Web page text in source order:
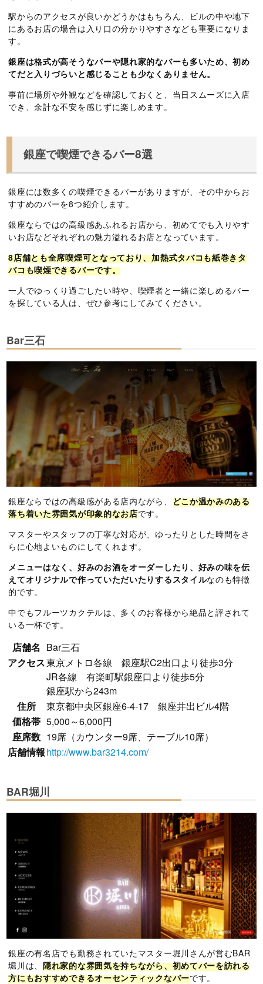
駅からのアクセスが良いかどうかはもちろん、ビルの中や地下
にあるお店の場合は入り口の分かりやすさなども重要になりま
す。
銀座は格式が高そうなバーや隠れ家的なバーも多いため、初め
てだと入りづらいと感じることも少なくありません。
事前に場所や外観などを確認しておくと、当日スムーズに入店
でき、余計な不安を感じずに楽しめます。
銀座で喫煙できるバー8選
銀座には数多くの喫煙できるバーがありますが、その中からお
すすめのバーを8つ紹介します。
銀座ならではの高級感あふれるお店から、初めてでも入りやす
いお店などそれぞれの魅力溢れるお店となっています。
8店舗とも全席喫煙可となっており、加熱式タバコも紙巻きタ
バコも喫煙できるバーです。
一人でゆっくり過ごしたい時や、喫煙者と一緒に楽しめるバー
を探している人は、ぜひ参考にしてみてください。
Bar三石
銀座ならではの高級感がある店内ながら、 どこか温かみのある
落ち着いた雰囲気が印象的なお店です。
マスターやスタッフの丁寧な対応が、ゆったりとした時間をさ
らに心地よいものにしてくれます。
メニューはなく、好みのお酒をオーダーしたり、好みの味を伝
えてオリジナルで作っていただいたりするスタイルなのも特徴
的です。
中でもフルーツカクテルは、多くのお客様から絶品と評されて
いる一杯です。
店舗名 Bar三石
アクセス東京メトロ各線 銀座駅C2出口より徒歩3分
JR各線 有楽町駅銀座口より徒歩5分
銀座駅から243m
住所
東京都中央区銀座6-4-17 銀座井出ビル4階
価格帯 5,000～6,000円
座席数 19席（カウンター9席、テーブル10席）
店舗情報http://www.bar3214.com/
BAR堀川
銀座の有名店でも勤務されていたマスター堀川さんが営むBAR
堀川は、隠れ家的な雰囲気を持ちながら、初めてバーを訪れる
方にもおすすめできるオーセンティックなバーです。